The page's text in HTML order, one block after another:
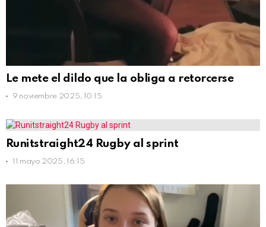
Le mete el dildo que la obliga a retorcerse
9 noviembre 2025, 10:15
Runitstraight24 Rugby al sprint
11 mayo 2025, 16:15